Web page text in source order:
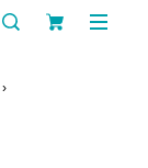
показать